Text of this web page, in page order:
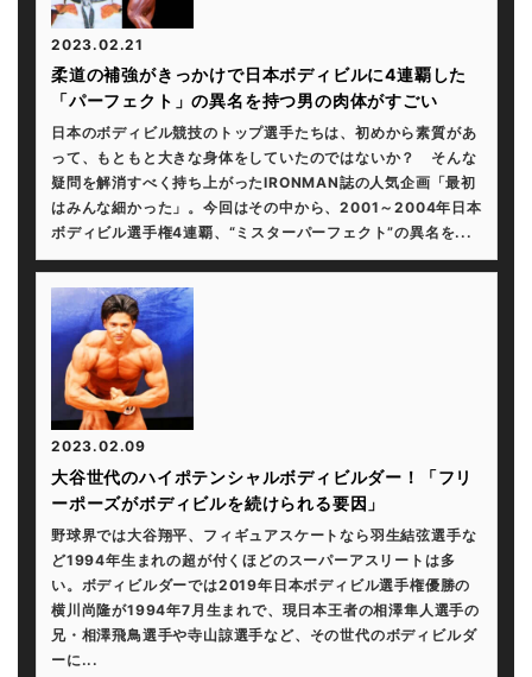
2023.02.21
柔道の補強がきっかけで日本ボディビルに4連覇した
「パーフェクト」の異名を持つ男の肉体がすごい
日本のボディビル競技のトップ選手たちは、初めから素質があ
って、もともと大きな身体をしていたのではないか？ そんな
疑問を解消すべく持ち上がったIRONMAN誌の人気企画「最初
はみんな細かった」。今回はその中から、2001～2004年日本
ボディビル選手権4連覇、“ミスターパーフェクト”の異名を...
2023.02.09
大谷世代のハイポテンシャルボディビルダー！「フリ
ーポーズがボディビルを続けられる要因」
野球界では大谷翔平、フィギュアスケートなら羽生結弦選手な
ど1994年生まれの超が付くほどのスーパーアスリートは多
い。ボディビルダーでは2019年日本ボディビル選手権優勝の
横川尚隆が1994年7月生まれで、現日本王者の相澤隼人選手の
兄・相澤飛鳥選手や寺山諒選手など、その世代のボディビルダ
ーに...